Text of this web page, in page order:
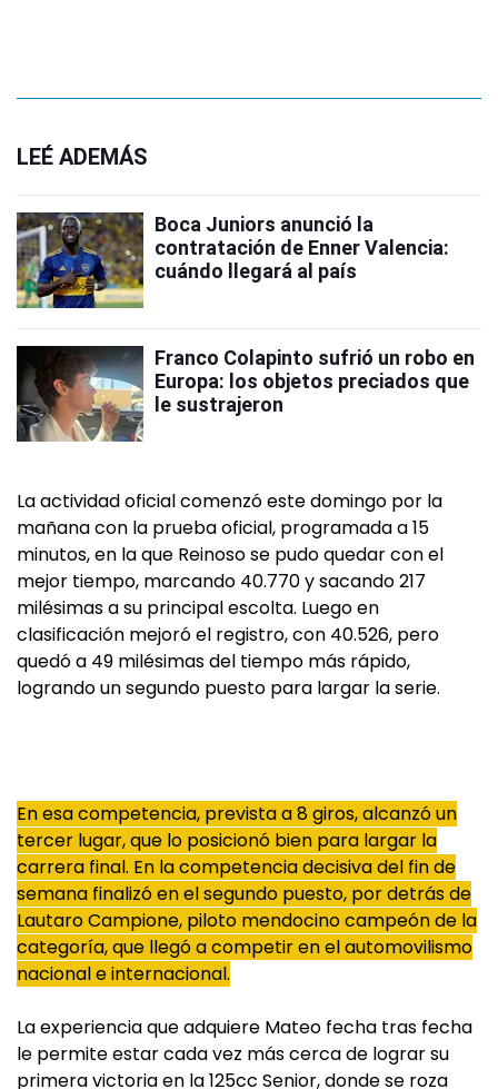
LEÉ ADEMÁS
Boca Juniors anunció la
contratación de Enner Valencia:
cuándo llegará al país
Franco Colapinto sufrió un robo en
Europa: los objetos preciados que
le sustrajeron
La actividad oficial comenzó este domingo por la
mañana con la prueba oficial, programada a 15
minutos, en la que Reinoso se pudo quedar con el
mejor tiempo, marcando 40.770 y sacando 217
milésimas a su principal escolta. Luego en
clasificación mejoró el registro, con 40.526, pero
quedó a 49 milésimas del tiempo más rápido,
logrando un segundo puesto para largar la serie.
En esa competencia, prevista a 8 giros, alcanzó un
tercer lugar, que lo posicionó bien para largar la
carrera final. En la competencia decisiva del fin de
semana finalizó en el segundo puesto, por detrás de
Lautaro Campione, piloto mendocino campeón de la
categoría, que llegó a competir en el automovilismo
nacional e internacional.
La experiencia que adquiere Mateo fecha tras fecha
le permite estar cada vez más cerca de lograr su
primera victoria en la 125cc Senior, donde se roza